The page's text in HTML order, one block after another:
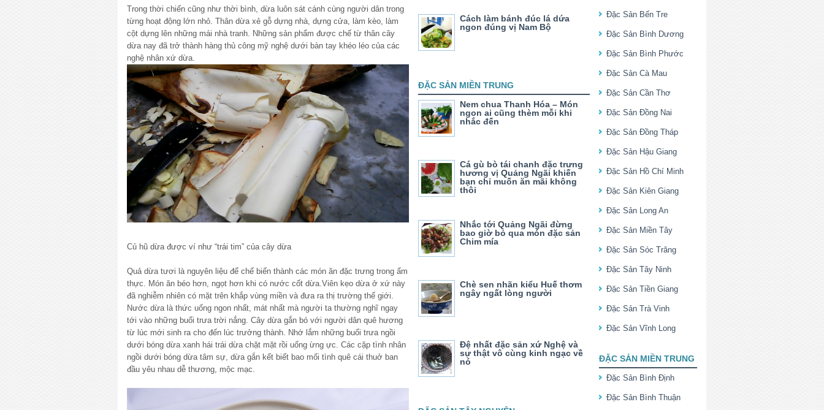
Trong thời chiến cũng như thời bình, dừa luôn sát cánh cùng người dân trong
từng hoạt động lớn nhỏ. Thân dừa xẻ gỗ dựng nhà, dựng cửa, làm kèo, làm
cột dựng lên những mái nhà tranh. Những sản phẩm được chế từ thân cây
dừa nay đã trở thành hàng thủ công mỹ nghệ dưới bàn tay khéo léo của các
nghệ nhân xứ dừa.
Củ hũ dừa được ví như “trái tim” của cây dừa
Quả dừa tươi là nguyên liệu để chế biến thành các món ăn đặc trưng trong ẩm
thực. Món ăn béo hơn, ngọt hơn khi có nước cốt dừa.Viên kẹo dừa ở xứ này
đã nghiễm nhiên có mặt trên khắp vùng miền và đưa ra thị trường thế giới.
Nước dừa là thức uống ngon nhất, mát nhất mà người ta thường nghĩ ngay
tới vào những buổi trưa trời nắng. Cây dừa gắn bó với người dân quê hương
từ lúc mới sinh ra cho đến lúc trưởng thành. Nhớ lắm những buổi trưa ngồi
dưới bóng dừa xanh hái trái dừa chặt mặt rồi uống ừng ực. Các cặp tình nhân
ngồi dưới bóng dừa tâm sự, dừa gắn kết biết bao mối tình quê cái thuở ban
đầu yêu nhau dễ thương, mộc mạc.
Cách làm bánh đúc lá dứa
ngon đúng vị Nam Bộ
ĐẶC SẢN MIỀN TRUNG
Nem chua Thanh Hóa – Món
ngon ai cũng thèm mỗi khi
nhắc đến
Cá gù bò tái chanh đặc trưng
hương vị Quảng Ngãi khiến
bạn chỉ muốn ăn mãi không
thôi
Nhắc tới Quảng Ngãi đừng
bao giờ bỏ qua món đặc sản
Chim mía
Chè sen nhãn kiểu Huế thơm
ngây ngất lòng người
Đệ nhất đặc sản xứ Nghệ và
sự thật vô cùng kinh ngạc về
nó
Đặc Sản Bến Tre
Đặc Sản Bình Dương
Đặc Sản Bình Phước
Đặc Sản Cà Mau
Đặc Sản Cần Thơ
Đặc Sản Đồng Nai
Đặc Sản Đồng Tháp
Đặc Sản Hậu Giang
Đặc Sản Hồ Chí Minh
Đặc Sản Kiên Giang
Đặc Sản Long An
Đặc Sản Miền Tây
Đặc Sản Sóc Trăng
Đặc Sản Tây Ninh
Đặc Sản Tiền Giang
Đặc Sản Trà Vinh
Đặc Sản Vĩnh Long
ĐẶC SẢN MIỀN TRUNG
Đặc Sản Bình Định
Đặc Sản Bình Thuận